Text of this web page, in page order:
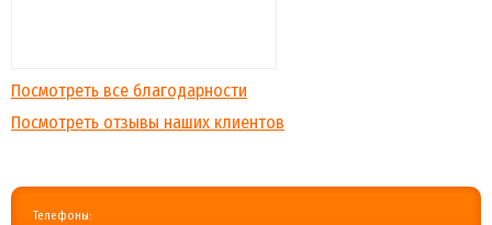
Посмотреть все благодарности
Посмотреть отзывы наших клиентов
Телефоны: